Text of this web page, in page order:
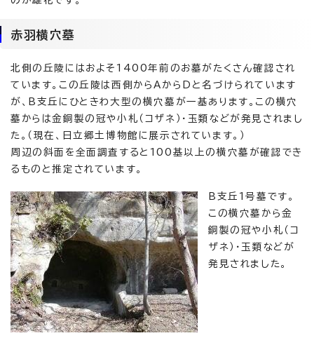
赤羽横穴墓
北側の丘陵にはおよそ1400年前のお墓がたくさん確認され
ています。この丘陵は西側からAからDと名づけられています
が、B支丘にひときわ大型の横穴墓が一基あります。この横穴
墓からは金銅製の冠や小札（コザネ）・玉類などが発見されまし
た。（現在、日立郷土博物館に展示されています。）
周辺の斜面を全面調査すると100基以上の横穴墓が確認でき
るものと推定されています。
B支丘1号墓です。
この横穴墓から金
銅製の冠や小札（コ
ザネ）・玉類などが
発見されました。